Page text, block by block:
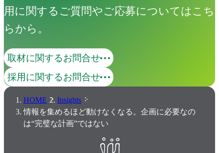
用に関するご質問やご応募についてはこち
らから。
取材に関するお問合せ
採用に関するお問合せ
HOME
Insights
情報を集めるほど動けなくなる。企画に必要なの
は“完璧な計画”ではない